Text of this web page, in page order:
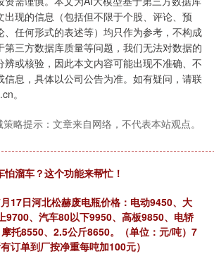
出现的信息（包括但不限于个股、评论、预
、任何形式的表述等）均只作为参考，不构成
第三方数据库质量等问题，我们无法对数据的
辨或核验，因此本文内容可能出现不准确、不
信息，具体以公司公告为准。如有疑问，请联
。
策略提示：文章来自网络，不代表本站观点。
怕溜车？这个功能来帮忙！
17日河北松赫废电瓶价格：电动9450、大
9700、汽车80以下9950、高板9850、电轿
托8550、2.5公斤8650。（单位：元/吨）7
订单到厂按净重每吨加100元）